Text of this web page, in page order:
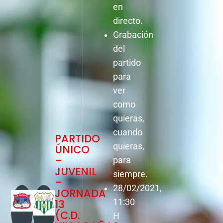
PARTIDO
ÚNICO
–
JUVENIL
–
JORNADA
13
(C.D.
en
directo.
Grabación
del
partido
para
ver
como
quieras,
cuando
quieras,
para
siempre.
28/02/2021,
11:30
H